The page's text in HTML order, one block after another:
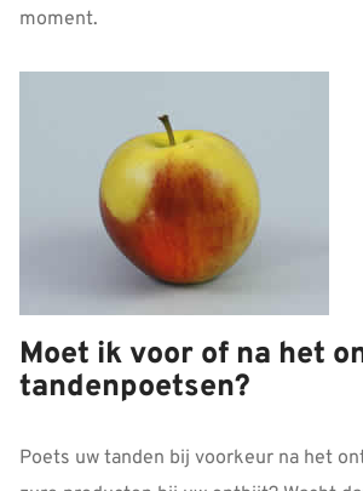
moment.
Moet ik voor of na het
tandenpoetsen?
Poets uw tanden bij voorkeur na het